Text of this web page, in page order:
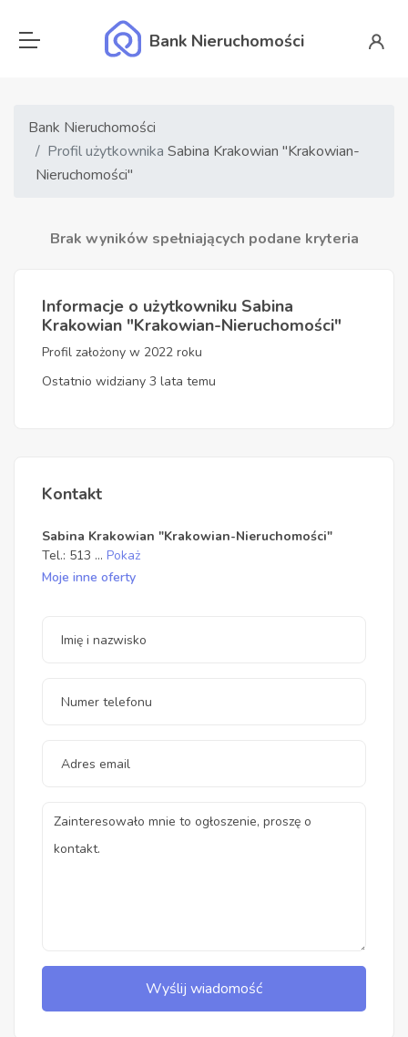
Bank Nieruchomości
Bank Nieruchomości
Profil użytkownika Sabina Krakowian "Krakowian-
Nieruchomości"
Brak wyników spełniających podane kryteria
Informacje o użytkowniku Sabina
Krakowian "Krakowian-Nieruchomości"
Profil założony w 2022 roku
Ostatnio widziany 3 lata temu
Kontakt
Sabina Krakowian "Krakowian-Nieruchomości"
Tel.: 513 ... Pokaż
Moje inne oferty
Wyślij wiadomość